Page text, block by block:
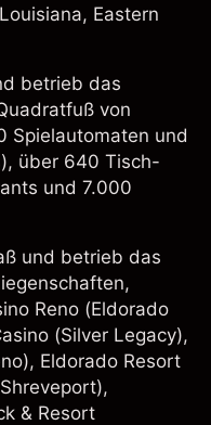
Eastern
betrieb das
von
Spielautomaten und
über 640 Tisch-
und 7.000
und betrieb das
Reno (Eldorado
(Silver Legacy),
Eldorado Resort
& Resort